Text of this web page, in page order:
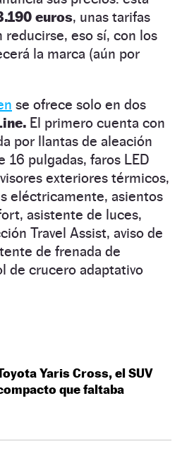
euros, unas tarifas
reducirse, eso sí, con los
la marca (aún por
se ofrece solo en dos
El primero cuenta con
por llantas de aleación
16 pulgadas, faros LED
exteriores térmicos,
eléctricamente, asientos
asistente de luces,
Travel Assist, aviso de
de frenada de
de crucero adaptativo
Yaris Cross, el SUV
que faltaba